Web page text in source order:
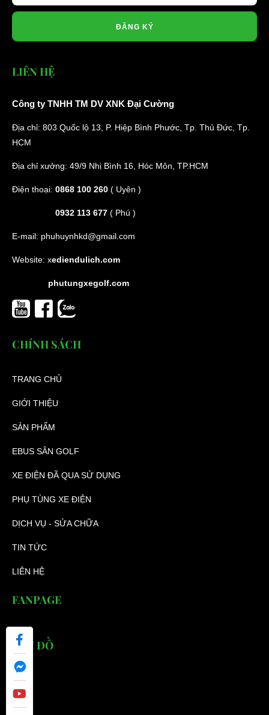
ĐĂNG KÝ
LIÊN HỆ
Công ty TNHH TM DV XNK Đại Cường
Địa chỉ: 803 Quốc lộ 13, P. Hiệp Bình Phước, Tp. Thủ Đức, Tp.
HCM
Địa chỉ xưởng: 49/9 Nhị Bình 16, Hóc Môn, TP.HCM
Điện thoại: 0868 100 260 ( Uyên )
0932 113 677 ( Phú )
E-mail: phuhuynhkd@gmail.com
Website: xediendulich.com
phutungxegolf.com
CHÍNH SÁCH
TRANG CHỦ
GIỚI THIỆU
SẢN PHẨM
EBUS SÂN GOLF
XE ĐIỆN ĐÃ QUA SỬ DỤNG
PHỤ TÙNG XE ĐIỆN
DỊCH VỤ - SỬA CHỮA
TIN TỨC
LIÊN HỆ
FANPAGE
BẢN ĐỒ